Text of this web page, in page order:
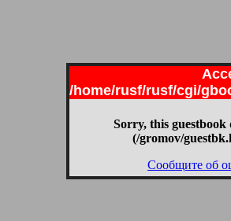
/home/rusf/rusf/cgi/
Sorry, this guestbook
(/gromov/
Сообщите об